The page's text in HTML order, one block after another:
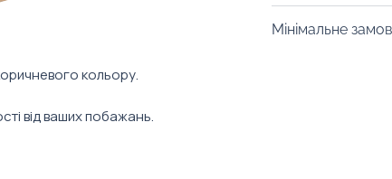
кольору.
від ваших побажань.
зону. Також
допоможуть
конкретний
Мінімальне